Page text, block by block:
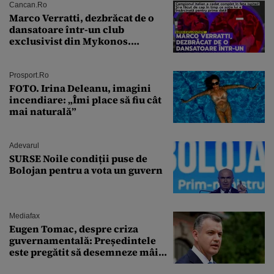
Cancan.ro
Marco Verratti, dezbrăcat de o
dansatoare într-un club
exclusivist din Mykonos.
Prosport.ro
FOTO. Irina Deleanu, imagini
incendiare: „Îmi place să fiu cât
mai naturală”
Adevarul
SURSE Noile condiții puse de
Bolojan pentru a vota un guvern
Mediafax
Eugen Tomac, despre criza
guvernamentală: Președintele
este pregătit să desemneze mâine